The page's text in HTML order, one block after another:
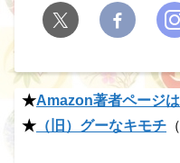
★Amazon著者ページ
★ （旧）グーなキモチ